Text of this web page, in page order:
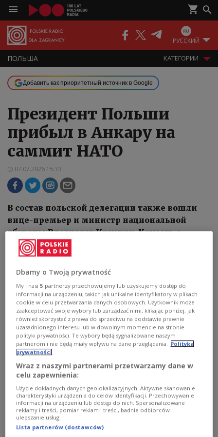
РУССКИЙ
ПОЛЬША КАТЕГОРИИ
Добавить как приоритетный источник в Google
Президент Польши
прибыл в Анкару на
саммит НАТО
07.07.2026 15:33
В состав польской делегации также вошли
вице-премьер и министр национальной
обороны Владислав Косиняк-Камыш, а
также вице-премьер, министр иностранных
дел Радослав Сикорский.
Почетный караул ВС Турции встречает президента Польши К.
Навроцкого, Анкара, 7 июля 2026 г.
Dbamy o Twoją prywatność
My i nasi5 partnerzy przechowujemy lub uzyskujemy dostęp do
informacji na urządzeniu, takich jak unikalne identyfikatory w plikach
cookie w celu przetwarzania danych osobowych. Użytkownik może
zaakceptować swoje wybory lub zarządzać nimi, klikając poniżej, jak
również skorzystać z prawa do sprzeciwu na podstawie prawnie
uzasadnionego interesu lub w dowolnym momencie na stronie
polityki prywatności. Te wybory będą sygnalizowane naszym
partnerom i nie będą miały wpływu na dane przeglądania. Polityka
prywatności
Wraz z naszymi partnerami przetwarzamy dane w
celu zapewnienia:
Użycie dokładnych danych geolokalizacyjnych. Aktywne skanowanie
charakterystyki urządzenia do celów identyfikacji. Przechowywanie
informacji na urządzeniu lub dostęp do nich. Spersonalizowane
reklamy i treści, pomiar reklam i treści, badnie odbiorców i
ulepszanie usług.
Lista partnerów (dostawców)